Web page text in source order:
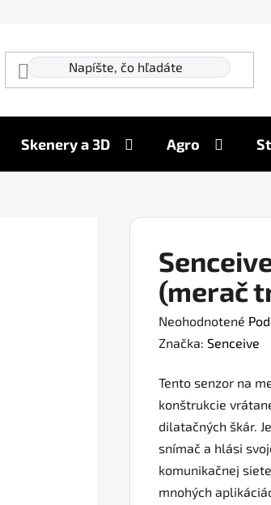
Skenery a 3D Agro
(merač
Priemerné
hodnotenie
je
0,0
z
5
hviezdičiek.
Neohodnotené
Značka: Senceive
Tento senzor na
konštrukcie
dilatačných škár.
snímač a hlási
komunikačnej
mnohých